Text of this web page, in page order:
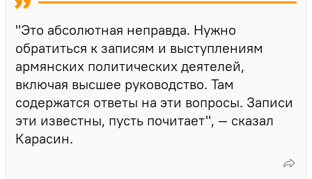
"Это абсолютная неправда. Нужно
обратиться к записям и выступлениям
армянских политических деятелей,
включая высшее руководство. Там
содержатся ответы на эти вопросы. Записи
эти известны, пусть почитает", — сказал
Карасин.